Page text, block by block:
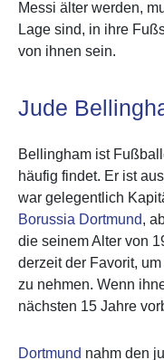
Messi älter werden,
Lage sind, in ihre
von ihnen sein.
Jude
Bellingham ist
häufig findet. Er ist
war gelegentlich
Borussia Dortmund,
die seinem Alter von
derzeit der Favorit,
zu nehmen. Wenn
nächsten 15 Jahre
Dortmund nahm den